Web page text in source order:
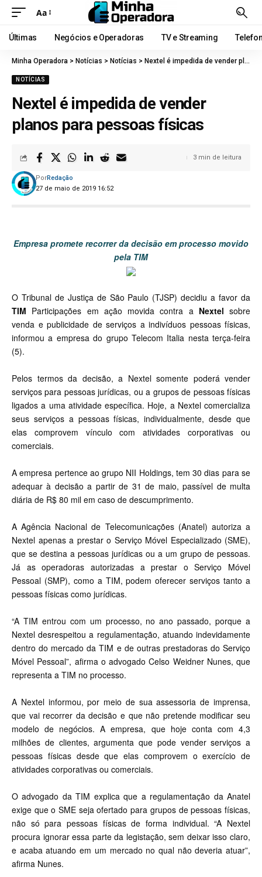
Aa
Últimas Negócios e Operadoras TV e Streaming
Minha Operadora > Notícias > Notícias > Nextel é impedida de vender planos para pessoas físicas
NOTÍCIAS
Nextel é impedida de vender
planos para pessoas físicas
27 de maio de 2019 16:52
PorRedação
3 min de leitura
Empresa promete recorrer da decisão em processo movido
pela TIM
O Tribunal de Justiça de São Paulo (TJSP) decidiu a favor da
TIM Participações em ação movida contra a Nextel sobre
venda e publicidade de serviços a indivíduos pessoas físicas,
informou a empresa do grupo Telecom Italia nesta terça-feira
(5).
Pelos termos da decisão, a Nextel somente poderá vender
serviços para pessoas jurídicas, ou a grupos de pessoas físicas
ligados a uma atividade específica. Hoje, a Nextel comercializa
seus serviços a pessoas físicas, individualmente, desde que
elas comprovem vínculo com atividades corporativas ou
comerciais.
A empresa pertence ao grupo NII Holdings, tem 30 dias para se
adequar à decisão a partir de 31 de maio, passível de multa
diária de R$ 80 mil em caso de descumprimento.
A Agência Nacional de Telecomunicações (Anatel) autoriza a
Nextel apenas a prestar o Serviço Móvel Especializado (SME),
que se destina a pessoas jurídicas ou a um grupo de pessoas.
Já as operadoras autorizadas a prestar o Serviço Móvel
Pessoal (SMP), como a TIM, podem oferecer serviços tanto a
pessoas físicas como jurídicas.
“A TIM entrou com um processo, no ano passado, porque a
Nextel desrespeitou a regulamentação, atuando indevidamente
dentro do mercado da TIM e de outras prestadoras do Serviço
Móvel Pessoal”, afirma o advogado Celso Weidner Nunes, que
representa a TIM no processo.
A Nextel informou, por meio de sua assessoria de imprensa,
que vai recorrer da decisão e que não pretende modificar seu
modelo de negócios. A empresa, que hoje conta com 4,3
milhões de clientes, argumenta que pode vender serviços a
pessoas físicas desde que elas comprovem o exercício de
atividades corporativas ou comerciais.
O advogado da TIM explica que a regulamentação da Anatel
exige que o SME seja ofertado para grupos de pessoas físicas,
não só para pessoas físicas de forma individual. “A Nextel
procura ignorar essa parte da legistação, sem deixar isso claro,
e acaba atuando em um mercado no qual não deveria atuar”,
afirma Nunes.